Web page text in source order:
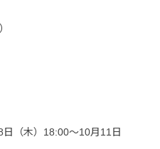
日（木）18:00〜10月11日